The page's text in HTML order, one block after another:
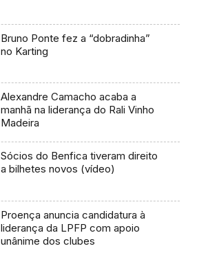
Bruno Ponte fez a “dobradinha”
no Karting
Alexandre Camacho acaba a
manhã na liderança do Rali Vinho
Madeira
Sócios do Benfica tiveram direito
a bilhetes novos (vídeo)
Proença anuncia candidatura à
liderança da LPFP com apoio
unânime dos clubes